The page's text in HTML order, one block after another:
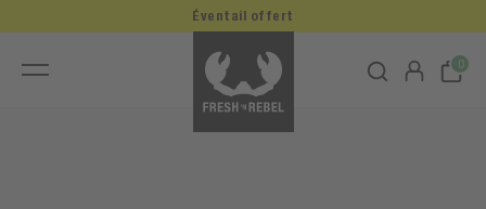
0
Éventail offert